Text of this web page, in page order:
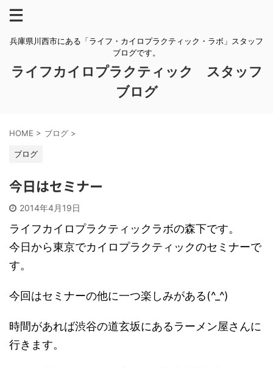
兵庫県川西市にある「ライフ・カイロプラクティック・ラボ」スタッフ
ブログです。
ライフカイロプラクティック スタッフ
ブログ
HOME > ブログ >
ブログ
今日はセミナー
2014年4月19日
ライフカイロプラクティックラボの森下です。
今日から東京でカイロプラクティックのセミナーで
す。
今回はセミナーの他に一つ楽しみがある(^_^)
時間があれば渋谷の道玄坂にあるラーメン屋さんに
行きます。